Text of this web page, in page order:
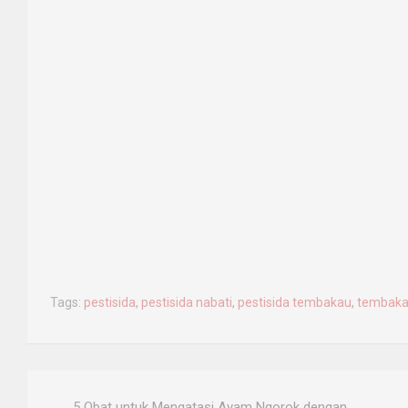
Tags: pestisida, pestisida nabati, pestisida tembakau,